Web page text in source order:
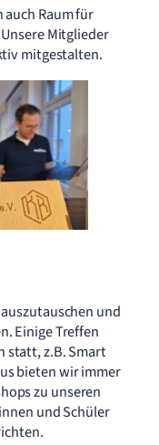
Raum für
Mitglieder
mitgestalten.
und
Einige Treffen
statt, z.B. Smart
bieten wir immer
zu unseren
und Schüler